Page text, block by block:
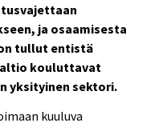
ja osaamisesta
tullut entistä
kouluttavat
yksityinen sektori.
kuuluva